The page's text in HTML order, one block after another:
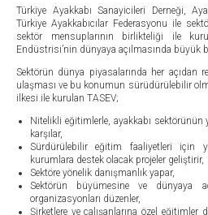
Türkiye Ayakkabı Sanayicileri Derneği,
Türkiye Ayakkabıcılar Federasyonu ile
sektör mensuplarının birlikteliği ile
Endüstrisi’nin dünyaya açılmasında büyük
Sektörün dünya piyasalarında her açıdan
ulaşması ve bu konumun sürüdürülebilir
ilkesi ile kurulan TASEV;
Nitelikli eğitimlerle, ayakkabı sektörünün
karşılar,
Sürdürülebilir eğitim faaliyetleri için
kurumlara destek olacak projeler geliştirir,
Sektöre yönelik danışmanlık yapar,
Sektörün büyümesine ve dünyaya
organizasyonları düzenler,
Şirketlere ve çalışanlarına özel eğitimler